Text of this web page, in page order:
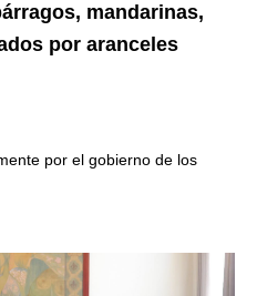
mandarinas,
por aranceles
por el gobierno de los